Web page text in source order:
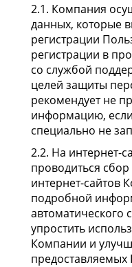
2.1. Компания
данных, которые
регистрации
регистрации в
со службой
целей защиты
рекомендует не
информацию,
специально не
2.2. На интернет-
проводиться
интернет-сайтов
подробной
упростить
Компании и
предоставляемых